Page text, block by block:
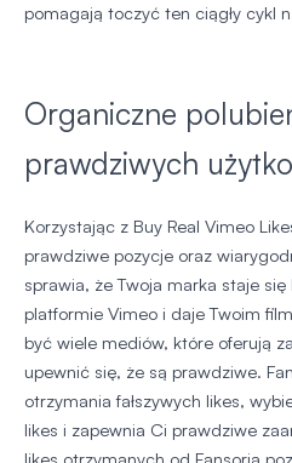
pomagają toczyć ten ciągły cykl
Organiczne
prawdziwych
Korzystając z Buy Real Vimeo
prawdziwe pozycje oraz
sprawia, że Twoja marka staje
platformie Vimeo i daje Twoim
być wiele mediów, które oferują
upewnić się, że są prawdziwe.
otrzymania fałszywych likes,
likes i zapewnia Ci prawdziwe